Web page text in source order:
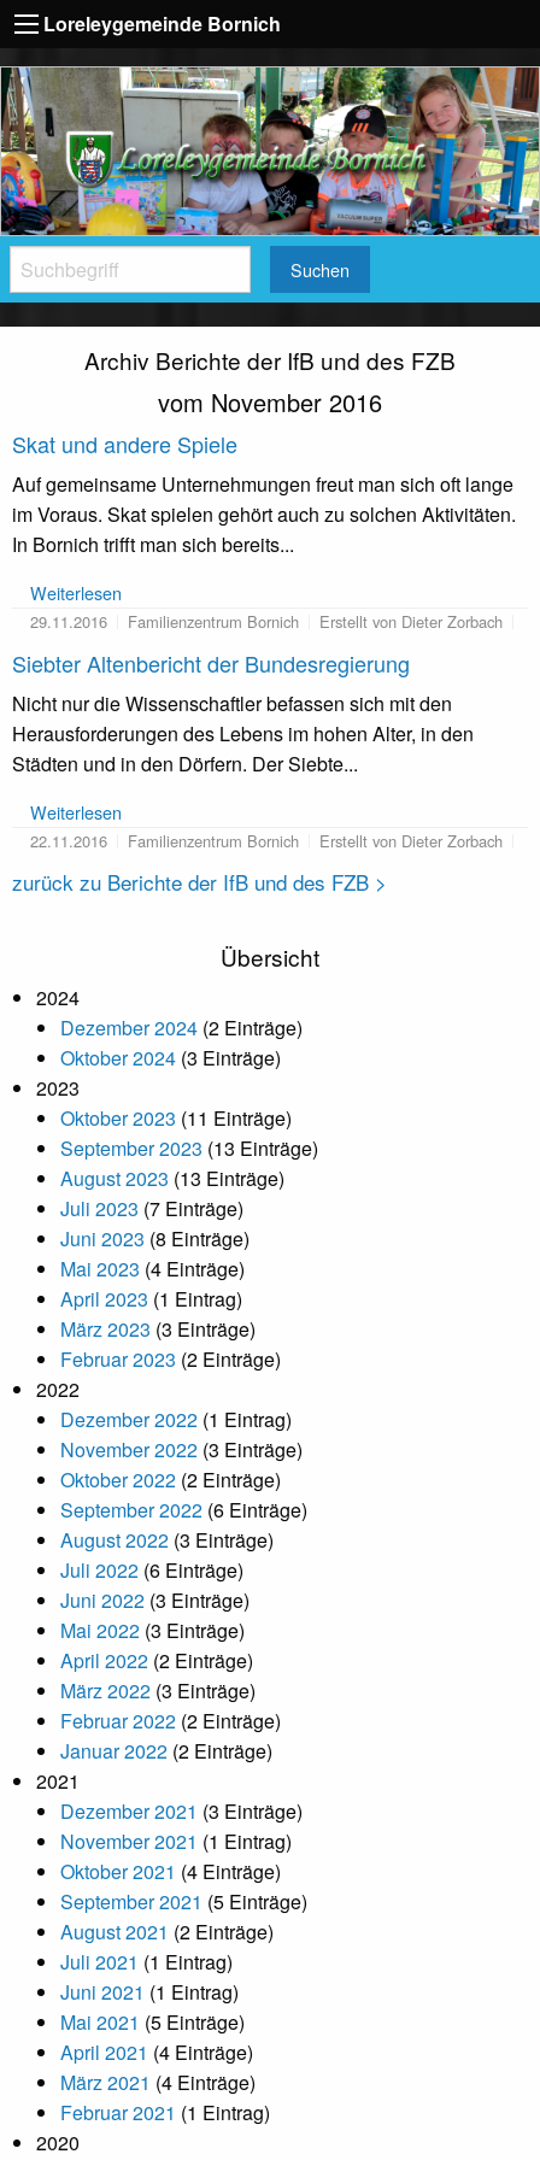
Loreleygemeinde Bornich
Suchen
Übersicht
2024
Dezember 2024 (2 Einträge)
Oktober 2024 (3 Einträge)
2023
Oktober 2023 (11 Einträge)
September 2023 (13 Einträge)
August 2023 (13 Einträge)
Juli 2023 (7 Einträge)
Juni 2023 (8 Einträge)
Mai 2023 (4 Einträge)
April 2023 (1 Eintrag)
März 2023 (3 Einträge)
Februar 2023 (2 Einträge)
2022
Dezember 2022 (1 Eintrag)
November 2022 (3 Einträge)
Oktober 2022 (2 Einträge)
September 2022 (6 Einträge)
August 2022 (3 Einträge)
Juli 2022 (6 Einträge)
Juni 2022 (3 Einträge)
Mai 2022 (3 Einträge)
April 2022 (2 Einträge)
März 2022 (3 Einträge)
Februar 2022 (2 Einträge)
Januar 2022 (2 Einträge)
2021
Dezember 2021 (3 Einträge)
November 2021 (1 Eintrag)
Oktober 2021 (4 Einträge)
September 2021 (5 Einträge)
August 2021 (2 Einträge)
Juli 2021 (1 Eintrag)
Juni 2021 (1 Eintrag)
Mai 2021 (5 Einträge)
April 2021 (4 Einträge)
März 2021 (4 Einträge)
Februar 2021 (1 Eintrag)
2020
Archiv Berichte der IfB und des FZB
vom November 2016
Skat und andere Spiele
Auf gemeinsame Unternehmungen freut man sich oft lange
im Voraus. Skat spielen gehört auch zu solchen Aktivitäten.
In Bornich trifft man sich bereits...
Weiterlesen
29.11.2016 Familienzentrum Bornich Erstellt von Dieter Zorbach
Siebter Altenbericht der Bundesregierung
Nicht nur die Wissenschaftler befassen sich mit den
Herausforderungen des Lebens im hohen Alter, in den
Städten und in den Dörfern. Der Siebte...
Weiterlesen
22.11.2016 Familienzentrum Bornich Erstellt von Dieter Zorbach
zurück zu Berichte der IfB und des FZB >